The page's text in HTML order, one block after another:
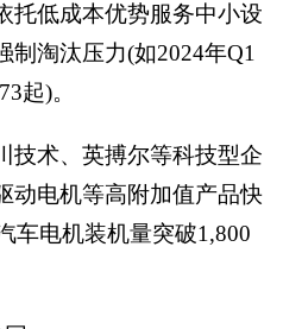
托低成本优势服务中小设
淘汰压力(如2024年Q1
起)。
技术、英搏尔等科技型企
动电机等高附加值产品快
车电机装机量突破1,800